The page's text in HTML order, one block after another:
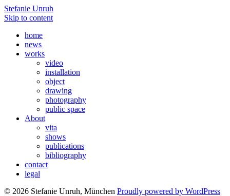
Stefanie Unruh
Skip to content
home
news
works
video
installation
object
drawing
photography
public space
About
vita
shows
publications
bibliography
contact
legal
© 2026 Stefanie Unruh, München Proudly powered by WordPress